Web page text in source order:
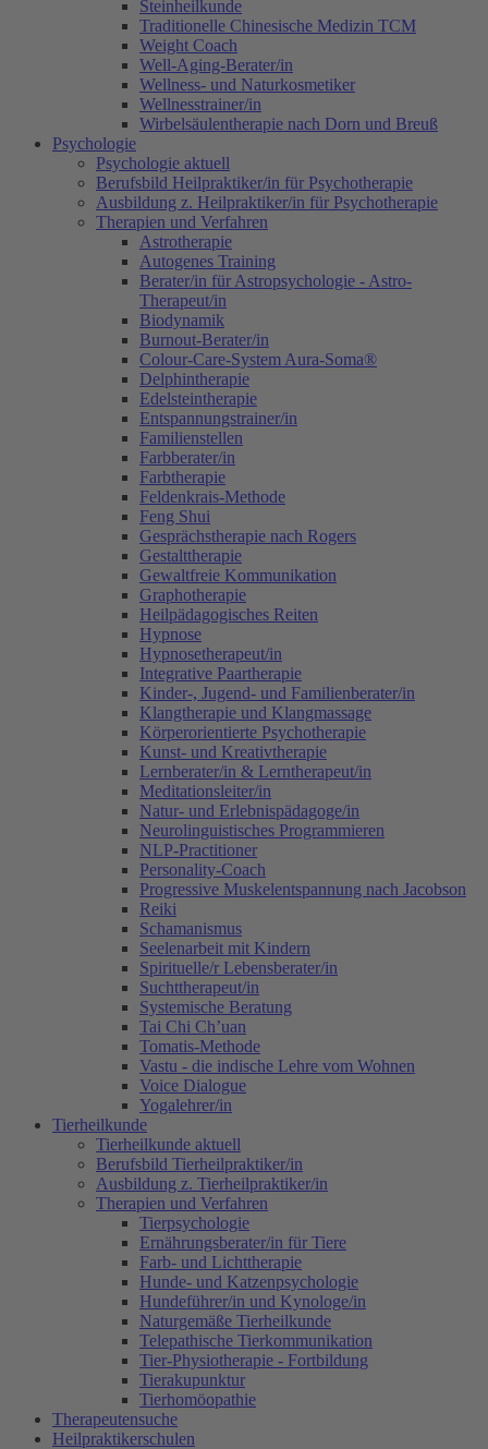
Steinheilkunde
Traditionelle Chinesische Medizin TCM
Weight Coach
Well-Aging-Berater/in
Wellness- und Naturkosmetiker
Wellnesstrainer/in
Wirbelsäulentherapie nach Dorn und Breuß
Psychologie
Psychologie aktuell
Berufsbild Heilpraktiker/in für Psychotherapie
Ausbildung z. Heilpraktiker/in für Psychotherapie
Therapien und Verfahren
Astrotherapie
Autogenes Training
Berater/in für Astropsychologie - Astro-
Therapeut/in
Biodynamik
Burnout-Berater/in
Colour-Care-System Aura-Soma®
Delphintherapie
Edelsteintherapie
Entspannungstrainer/in
Familienstellen
Farbberater/in
Farbtherapie
Feldenkrais-Methode
Feng Shui
Gesprächstherapie nach Rogers
Gestalttherapie
Gewaltfreie Kommunikation
Graphotherapie
Heilpädagogisches Reiten
Hypnose
Hypnosetherapeut/in
Integrative Paartherapie
Kinder-, Jugend- und Familienberater/in
Klangtherapie und Klangmassage
Körperorientierte Psychotherapie
Kunst- und Kreativtherapie
Lernberater/in & Lerntherapeut/in
Meditationsleiter/in
Natur- und Erlebnispädagoge/in
Neurolinguistisches Programmieren
NLP-Practitioner
Personality-Coach
Progressive Muskelentspannung nach Jacobson
Reiki
Schamanismus
Seelenarbeit mit Kindern
Spirituelle/r Lebensberater/in
Suchttherapeut/in
Systemische Beratung
Tai Chi Ch’uan
Tomatis-Methode
Vastu - die indische Lehre vom Wohnen
Voice Dialogue
Yogalehrer/in
Tierheilkunde
Tierheilkunde aktuell
Berufsbild Tierheilpraktiker/in
Ausbildung z. Tierheilpraktiker/in
Therapien und Verfahren
Tierpsychologie
Ernährungsberater/in für Tiere
Farb- und Lichttherapie
Hunde- und Katzenpsychologie
Hundeführer/in und Kynologe/in
Naturgemäße Tierheilkunde
Telepathische Tierkommunikation
Tier-Physiotherapie - Fortbildung
Tierakupunktur
Tierhomöopathie
Therapeutensuche
Heilpraktikerschulen